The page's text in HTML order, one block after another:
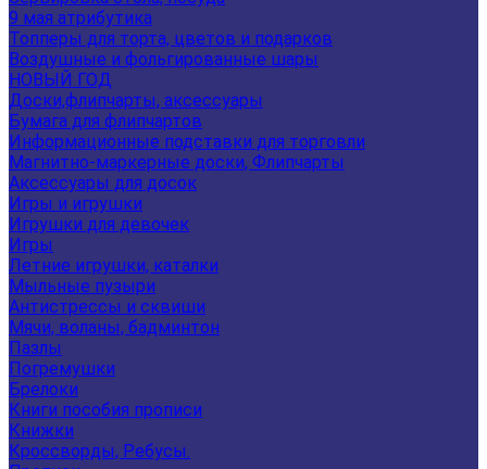
9 мая атрибутика
Топперы для торта, цветов и подарков
Воздушные и фольгированные шары
НОВЫЙ ГОД
Доски,флипчарты, аксессуары
Бумага для флипчартов
Информационные подставки для торговли
Магнитно-маркерные доски, Флипчарты
Аксессуары для досок
Игры и игрушки
Игрушки для девочек
Игры
Летние игрушки, каталки
Мыльные пузыри
Антистрессы и сквиши
Мячи, воланы, бадминтон
Пазлы
Погремушки
Брелоки
Книги пособия прописи
Книжки
Кроссворды, Ребусы.